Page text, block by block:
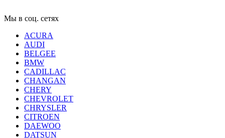
Мы в соц. сетях
ACURA
AUDI
BELGEE
BMW
CADILLAC
CHANGAN
CHERY
CHEVROLET
CHRYSLER
CITROEN
DAEWOO
DATSUN